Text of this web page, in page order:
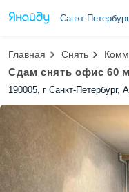
Санкт-Петербург
Главная Снять
Сдам снять офис 60
190005, г Санкт-